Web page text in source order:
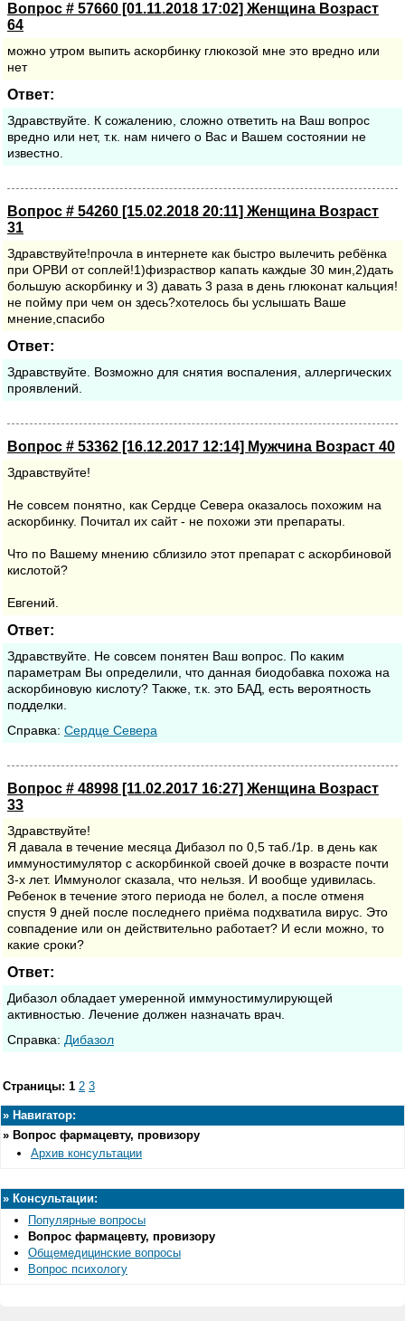
Вопрос # 57660 [01.11.2018 17:02] Женщина Возраст
64
можно утром выпить аскорбинку глюкозой мне это вредно или
нет
Ответ:
Здравствуйте. К сожалению, сложно ответить на Ваш вопрос
вредно или нет, т.к. нам ничего о Вас и Вашем состоянии не
известно.
Вопрос # 54260 [15.02.2018 20:11] Женщина Возраст
31
Здравствуйте!прочла в интернете как быстро вылечить ребёнка
при ОРВИ от соплей!1)физраствор капать каждые 30 мин,2)дать
большую аскорбинку и 3) давать 3 раза в день глюконат кальция!
не пойму при чем он здесь?хотелось бы услышать Ваше
мнение,спасибо
Ответ:
Здравствуйте. Возможно для снятия воспаления, аллергических
проявлений.
Вопрос # 53362 [16.12.2017 12:14] Мужчина Возраст 40
Здравствуйте!
Не совсем понятно, как Сердце Севера оказалось похожим на
аскорбинку. Почитал их сайт - не похожи эти препараты.
Что по Вашему мнению сблизило этот препарат с аскорбиновой
кислотой?
Евгений.
Ответ:
Здравствуйте. Не совсем понятен Ваш вопрос. По каким
параметрам Вы определили, что данная биодобавка похожа на
аскорбиновую кислоту? Также, т.к. это БАД, есть вероятность
подделки.
Cправка: Сердце Севера
Вопрос # 48998 [11.02.2017 16:27] Женщина Возраст
33
Здравствуйте!
Я давала в течение месяца Дибазол по 0,5 таб./1р. в день как
иммуностимулятор с аскорбинкой своей дочке в возрасте почти
3-х лет. Иммунолог сказала, что нельзя. И вообще удивилась.
Ребенок в течение этого периода не болел, а после отменя
спустя 9 дней после последнего приёма подхватила вирус. Это
совпадение или он действительно работает? И если можно, то
какие сроки?
Ответ:
Дибазол обладает умеренной иммуностимулирующей
активностью. Лечение должен назначать врач.
Cправка: Дибазол
Страницы: 1 2 3
» Навигатор:
» Вопрос фармацевту, провизору
Архив консультации
» Консультации:
Популярные вопросы
Вопрос фармацевту, провизору
Общемедицинские вопросы
Вопрос психологу